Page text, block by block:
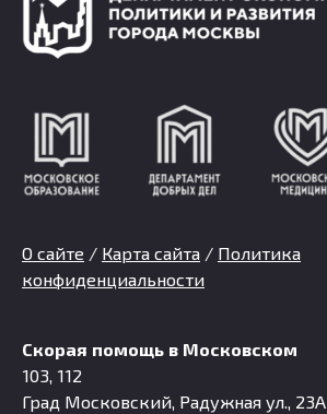
О сайте / Карта сайта / Политика
конфиденциальности
Скорая помощь в Московском
103, 112
Град Московский, Радужная ул., 23А